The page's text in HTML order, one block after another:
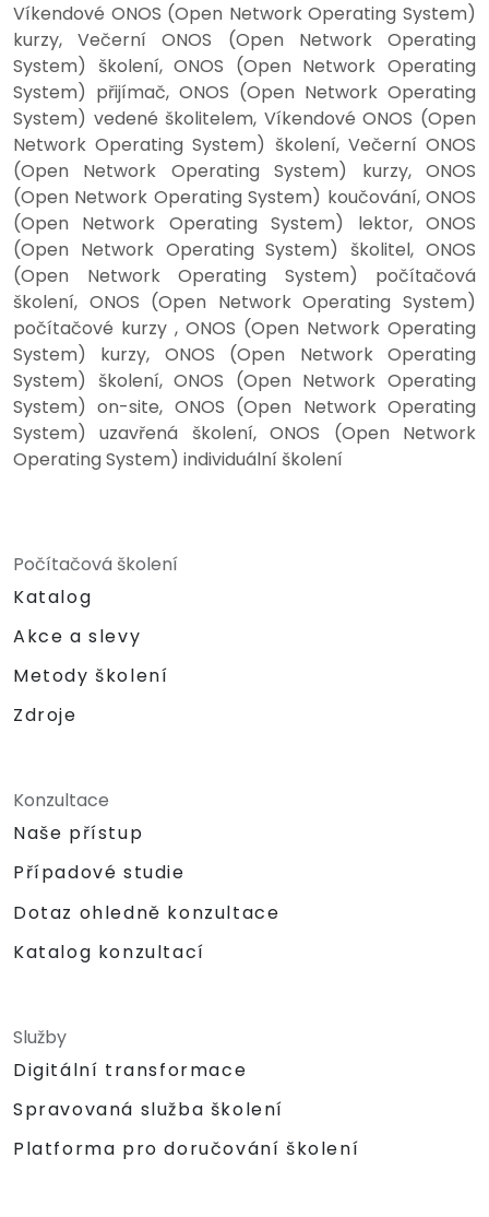
Víkendové ONOS (Open Network Operating System)
kurzy, Večerní ONOS (Open Network Operating
System) školení, ONOS (Open Network Operating
System) přijímač, ONOS (Open Network Operating
System) vedené školitelem, Víkendové ONOS (Open
Network Operating System) školení, Večerní ONOS
(Open Network Operating System) kurzy, ONOS
(Open Network Operating System) koučování, ONOS
(Open Network Operating System) lektor, ONOS
(Open Network Operating System) školitel, ONOS
(Open Network Operating System) počítačová
školení, ONOS (Open Network Operating System)
počítačové kurzy , ONOS (Open Network Operating
System) kurzy, ONOS (Open Network Operating
System) školení, ONOS (Open Network Operating
System) on-site, ONOS (Open Network Operating
System) uzavřená školení, ONOS (Open Network
Operating System) individuální školení
Počítačová školení
Katalog
Akce a slevy
Metody školení
Zdroje
Konzultace
Naše přístup
Případové studie
Dotaz ohledně konzultace
Katalog konzultací
Služby
Digitální transformace
Spravovaná služba školení
Platforma pro doručování školení